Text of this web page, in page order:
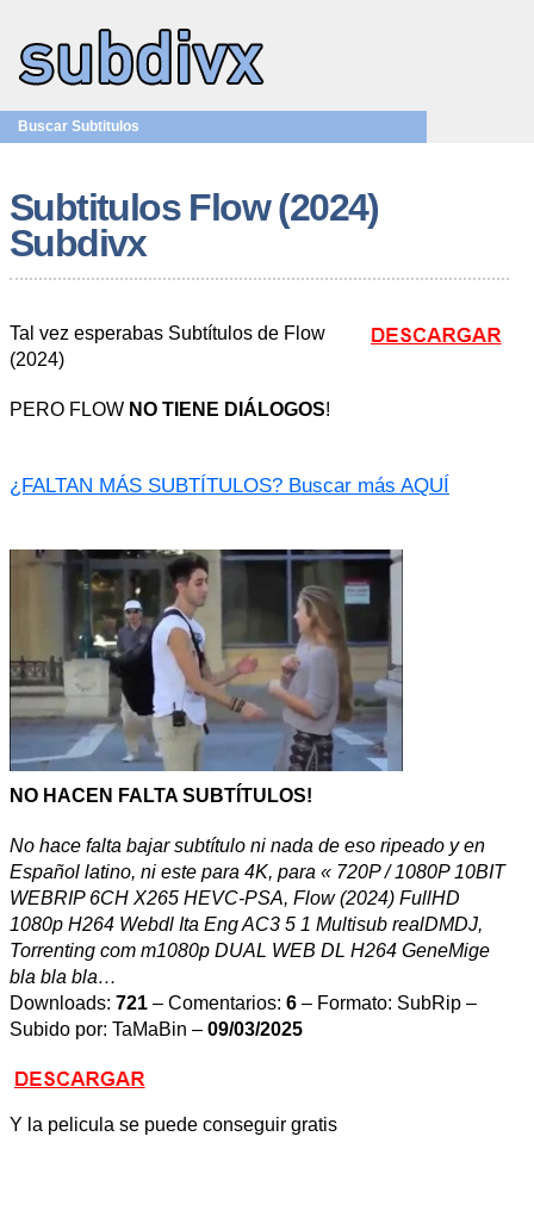
Buscar Subtitulos
Subtitulos Flow (2024)
Subdivx
Tal vez esperabas Subtítulos de Flow
(2024)
PERO FLOW NO TIENE DIÁLOGOS!
¿FALTAN MÁS SUBTÍTULOS? Buscar más AQUÍ
NO HACEN FALTA SUBTÍTULOS!
No hace falta bajar subtítulo ni nada de eso ripeado y en
Español latino, ni este para 4K, para « 720P / 1080P 10BIT
WEBRIP 6CH X265 HEVC-PSA, Flow (2024) FullHD
1080p H264 Webdl Ita Eng AC3 5 1 Multisub realDMDJ,
Torrenting com m1080p DUAL WEB DL H264 GeneMige
bla bla bla…
Downloads: 721 – Comentarios: 6 – Formato: SubRip –
Subido por: TaMaBin – 09/03/2025
Y la pelicula se puede conseguir gratis